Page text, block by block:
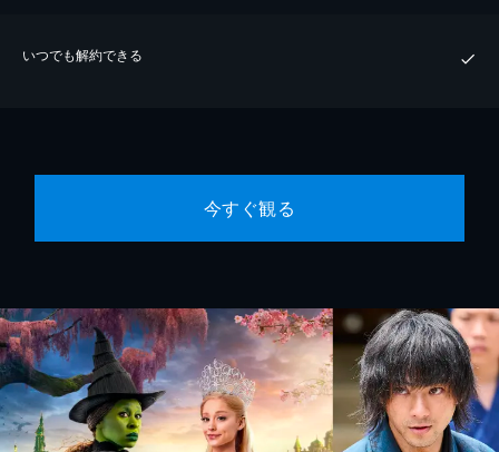
いつでも解約できる
今すぐ観る